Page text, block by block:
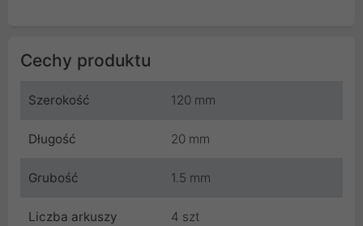
Cechy produktu
Szerokość 120 mm
Długość 20 mm
Grubość 1.5 mm
Liczba arkuszy 4 szt